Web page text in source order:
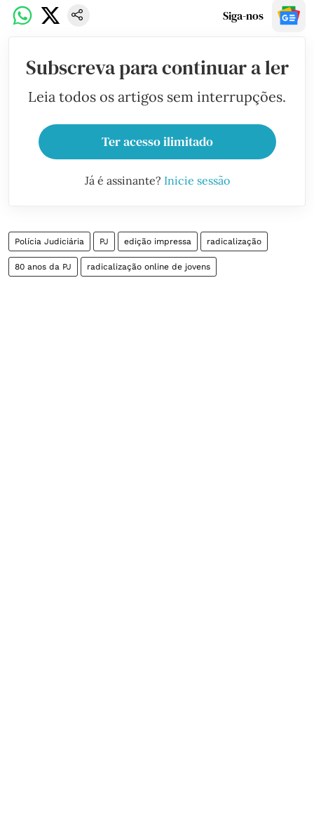
Siga-nos
Subscreva para continuar a ler
Leia todos os artigos sem interrupções.
Ter acesso ilimitado
Já é assinante? Inicie sessão
Polícia Judiciária PJ edição impressa radicalização
80 anos da PJ radicalização online de jovens